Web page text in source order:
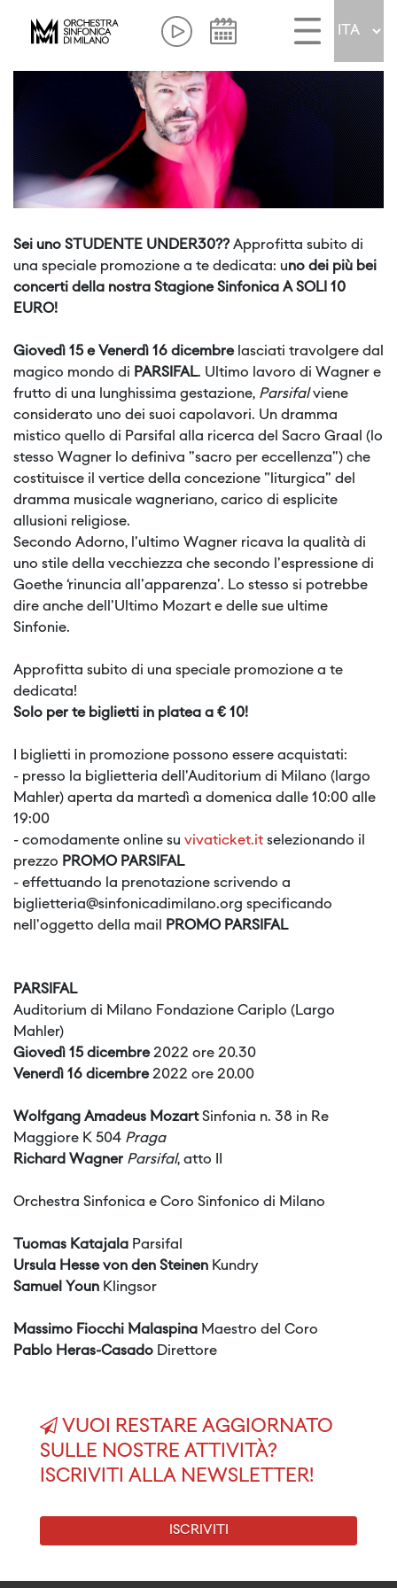
Sei uno STUDENTE UNDER30?? Approfitta subito di
una speciale promozione a te dedicata: uno dei più bei
concerti della nostra Stagione Sinfonica A SOLI 10
EURO!
Giovedì 15 e Venerdì 16 dicembre lasciati travolgere dal
magico mondo di PARSIFAL. Ultimo lavoro di Wagner e
frutto di una lunghissima gestazione, Parsifalviene
considerato uno dei suoi capolavori. Un dramma
mistico quello di Parsifal alla ricerca del Sacro Graal (lo
stesso Wagner lo definiva "sacro per eccellenza") che
costituisce il vertice della concezione "liturgica" del
dramma musicale wagneriano, carico di esplicite
allusioni religiose.
Secondo Adorno, l'ultimo Wagner ricava la qualità di
uno stile della vecchiezza che secondo l'espressione di
Goethe ‘rinuncia all'apparenza'. Lo stesso si potrebbe
dire anche dell'Ultimo Mozart e delle sue ultime
Sinfonie.
Approfitta subito di una speciale promozione a te
dedicata!
Solo per te biglietti in platea a € 10!
I biglietti in promozione possono essere acquistati:
- presso la biglietteria dell'Auditorium di Milano (largo
Mahler) aperta da martedì a domenica dalle 10:00 alle
19:00
- comodamente online su vivaticket.it selezionando il
prezzo PROMO PARSIFAL
- effettuando la prenotazione scrivendo a
biglietteria@sinfonicadimilano.org specificando
nell'oggetto della mail
PROMO PARSIFAL
PARSIFAL
Auditorium di Milano Fondazione Cariplo (Largo
Mahler)
Giovedì 15 dicembre2022 ore 20.30
Venerdì 16 dicembre2022 ore 20.00
Wolfgang Amadeus MozartSinfonia n. 38 in Re
Maggiore K 504 Praga
Richard Wagner Parsifal, atto II
Orchestra Sinfonica e Coro Sinfonico di Milano
Tuomas Katajala Parsifal
Ursula Hesse von den Steinen Kundry
Samuel Youn Klingsor
Massimo Fiocchi Malaspina Maestro del Coro
Pablo Heras-Casado Direttore
VUOI RESTARE AGGIORNATO
SULLE NOSTRE ATTIVITÀ?
ISCRIVITI ALLA NEWSLETTER!
ISCRIVITI